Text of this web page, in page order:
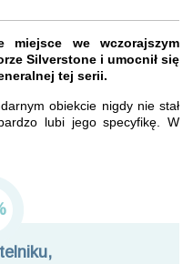
miejsce we wczorajszym
Silverstone i umocnił się
tej serii.
obiekcie nigdy nie stał
lubi jego specyfikę. W